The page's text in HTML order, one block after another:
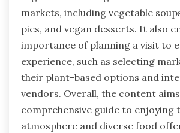
markets, including vegetable
pies, and vegan desserts. It also
importance of planning a visit to
experience, such as selecting
their plant-based options and
vendors. Overall, the content
comprehensive guide to enjoying
atmosphere and diverse food